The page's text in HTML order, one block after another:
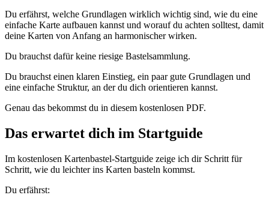
Du erfährst, welche Grundlagen wirklich wichtig sind, wie du eine
einfache Karte aufbauen kannst und worauf du achten solltest, damit
deine Karten von Anfang an harmonischer wirken.
Du brauchst dafür keine riesige Bastelsammlung.
Du brauchst einen klaren Einstieg, ein paar gute Grundlagen und
eine einfache Struktur, an der du dich orientieren kannst.
Genau das bekommst du in diesem kostenlosen PDF.
Das erwartet dich im Startguide
Im kostenlosen Kartenbastel-Startguide zeige ich dir Schritt für
Schritt, wie du leichter ins Karten basteln kommst.
Du erfährst: